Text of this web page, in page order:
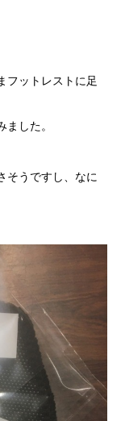
フットレストに足
した。
そうですし、なに